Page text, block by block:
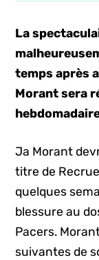
La
temps après
Morant sera
Ja Morant
titre de
quelques
blessure au
Pacers.
suivantes de